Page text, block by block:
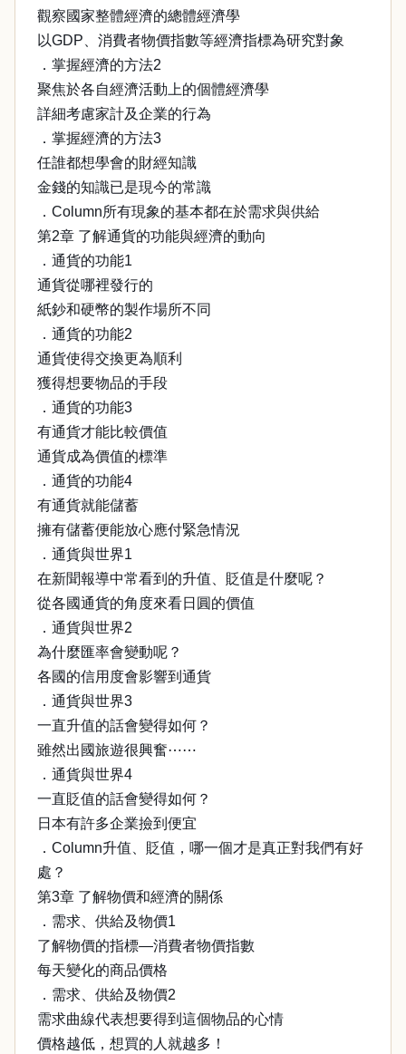
觀察國家整體經濟的總體經濟學
以GDP、消費者物價指數等經濟指標為研究對象
．掌握經濟的方法2
聚焦於各自經濟活動上的個體經濟學
詳細考慮家計及企業的行為
．掌握經濟的方法3
任誰都想學會的財經知識
金錢的知識已是現今的常識
．Column所有現象的基本都在於需求與供給
第2章 了解通貨的功能與經濟的動向
．通貨的功能1
通貨從哪裡發行的
紙鈔和硬幣的製作場所不同
．通貨的功能2
通貨使得交換更為順利
獲得想要物品的手段
．通貨的功能3
有通貨才能比較價值
通貨成為價值的標準
．通貨的功能4
有通貨就能儲蓄
擁有儲蓄便能放心應付緊急情況
．通貨與世界1
在新聞報導中常看到的升值、貶值是什麼呢？
從各國通貨的角度來看日圓的價值
．通貨與世界2
為什麼匯率會變動呢？
各國的信用度會影響到通貨
．通貨與世界3
一直升值的話會變得如何？
雖然出國旅遊很興奮⋯⋯
．通貨與世界4
一直貶值的話會變得如何？
日本有許多企業撿到便宜
．Column升值、貶值，哪一個才是真正對我們有好
處？
第3章 了解物價和經濟的關係
．需求、供給及物價1
了解物價的指標—消費者物價指數
每天變化的商品價格
．需求、供給及物價2
需求曲線代表想要得到這個物品的心情
價格越低，想買的人就越多！